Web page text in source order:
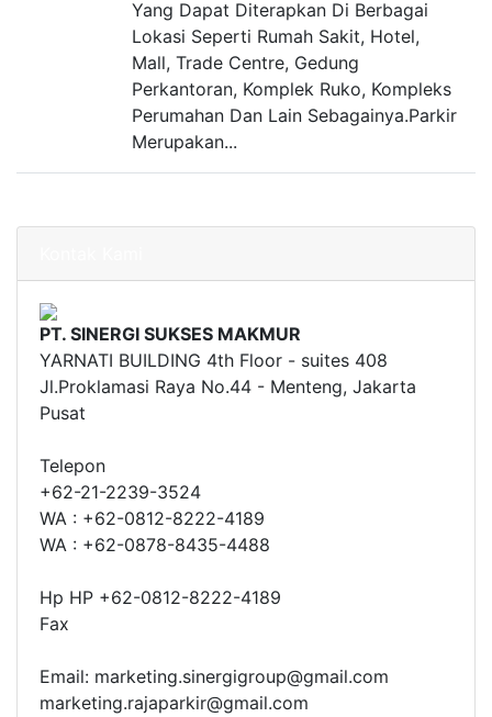
Yang Dapat Diterapkan Di Berbagai
Lokasi Seperti Rumah Sakit, Hotel,
Mall, Trade Centre, Gedung
Perkantoran, Komplek Ruko, Kompleks
Perumahan Dan Lain Sebagainya.Parkir
Merupakan...
PT. SINERGI SUKSES MAKMUR
YARNATI BUILDING 4th Floor - suites 408
Jl.Proklamasi Raya No.44 - Menteng, Jakarta
Pusat
Telepon
+62-21-2239-3524
WA : +62-0812-8222-4189
WA : +62-0878-8435-4488
Hp HP +62-0812-8222-4189
Fax
Email: marketing.sinergigroup@gmail.com
marketing.rajaparkir@gmail.com